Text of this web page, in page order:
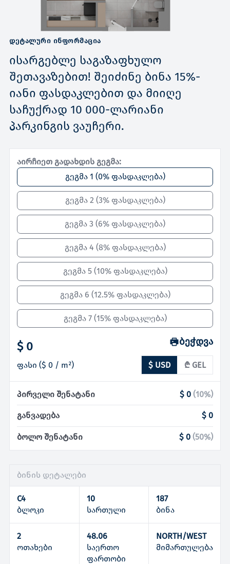
ᲓᲔᲢᲐᲚᲣᲠᲘ ᲘᲜᲤᲝᲠᲛᲐᲪᲘᲐ
ისარგებლე საგაზაფხულო
შეთავაზებით! შეიძინე ბინა 15%-
იანი ფასდაკლებით და მიიღე
საჩუქრად 10 000-ლარიანი
პარკინგის ვაუჩერი.
აირჩიეთ გადახდის გეგმა:
გეგმა 1 (0% ფასდაკლება)
გეგმა 2 (3% ფასდაკლება)
გეგმა 3 (6% ფასდაკლება)
გეგმა 4 (8% ფასდაკლება)
გეგმა 5 (10% ფასდაკლება)
გეგმა 6 (12.5% ფასდაკლება)
გეგმა 7 (15% ფასდაკლება)
$ 0
ფასი ($ 0 / m²)
ბეჭდვა
$ USD ₾ GEL
პირველი შენატანი $ 0 (10%)
განვადება $ 0
ბოლო შენატანი $ 0 (50%)
ბინის დეტალები
C4
ბლოკი
10
სართული
187
ბინა
2
ოთახები
48.06
საერთო
ფართობი
NORTH/WEST
მიმართულება